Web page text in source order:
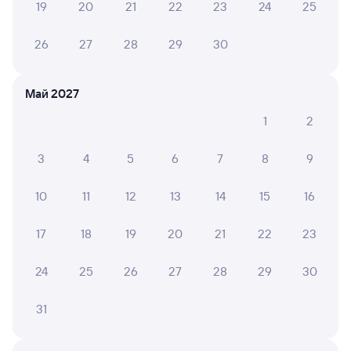
Как получить отчетные документы для
19 20 21 22 23 24 25
26 27 28 29 30
Май 2027
1
2
3 4 5 6 7 8 9
10 11 12 13 14 15 16
17 18 19 20 21 22 23
24 25 26 27 28 29 30
31